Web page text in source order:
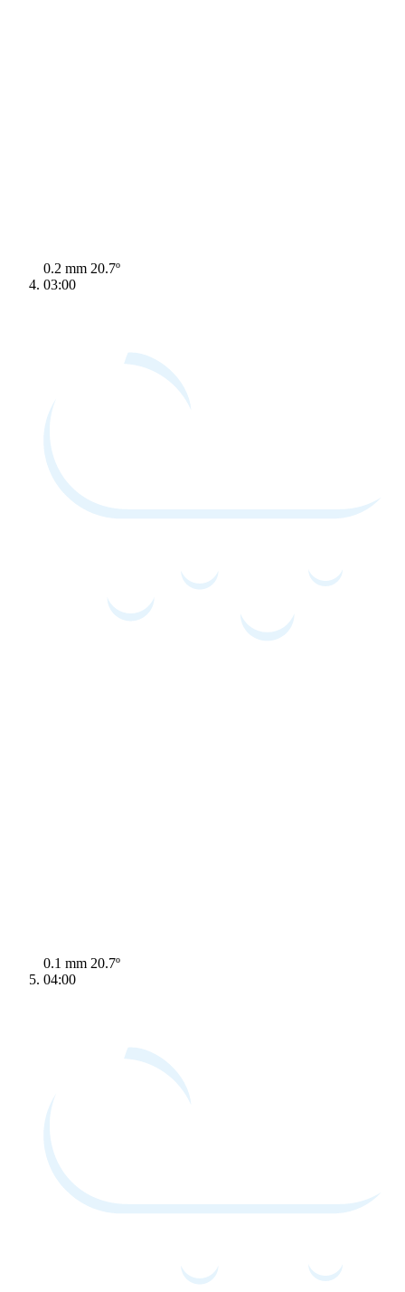
0.2 mm 20.7º
03:00
0.1 mm 20.7º
04:00